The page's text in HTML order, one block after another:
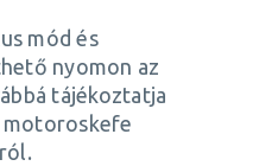
mód és
nyomon az
tájékoztatja
motoroskefe